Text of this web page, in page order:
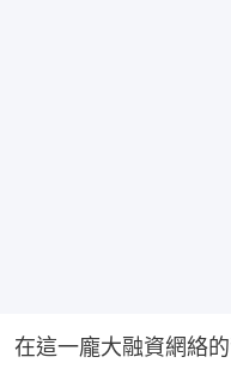
在這一龐大融資網絡